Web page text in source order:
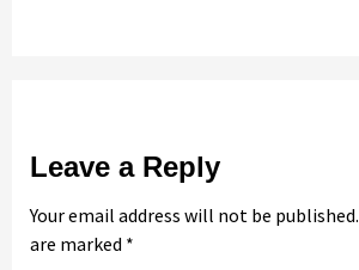
Leave a Reply
Your email address will not be published.
are marked *